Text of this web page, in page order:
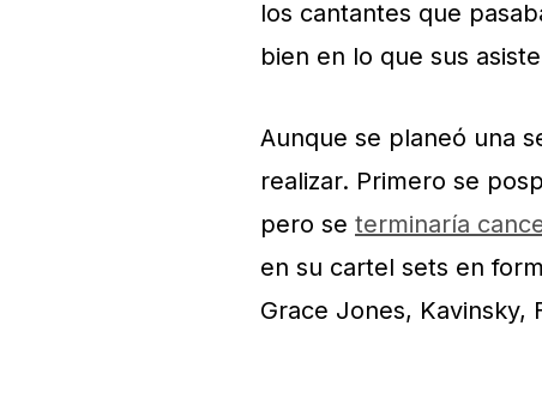
los cantantes que
bien en lo que sus
Aunque se planeó una
realizar. Primero se
pero se terminaría
en su cartel sets en
Grace Jones, Kavinsky,